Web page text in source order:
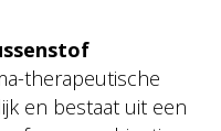
therapeutische
en bestaat uit een